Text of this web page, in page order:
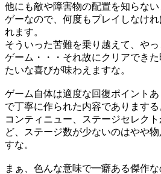
他にも敵や障害物の配置を知らな
ゲーなので、何度もプレイしなけ
れます。
そういった苦難を乗り越えて、や
ゲーム・・・それ故にクリアでき
たいな喜びが味わえますな。
ゲーム自体は適度な回復ポイント
で丁寧に作られた内容でありまする
コンティニュー、ステージセレク
ど、ステージ数が少ないのはやや
すな。
まぁ、色んな意味で一癖ある傑作